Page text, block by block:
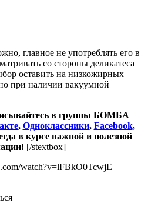
главное не употреблять его в
со стороны деликатеса
оставить на низкожирных
при наличии вакуумной
в группы БОМБА
, Одноклассники, Facebook,
в курсе важной и полезной
[/stextbox]
watch?v=lFBkO0TcwjE